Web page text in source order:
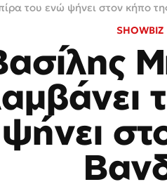
του ενώ ψήνει στον κήπο
SHOWBIZ